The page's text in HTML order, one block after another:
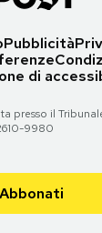
Pubblicità
di
presso il
9980
Abbonati